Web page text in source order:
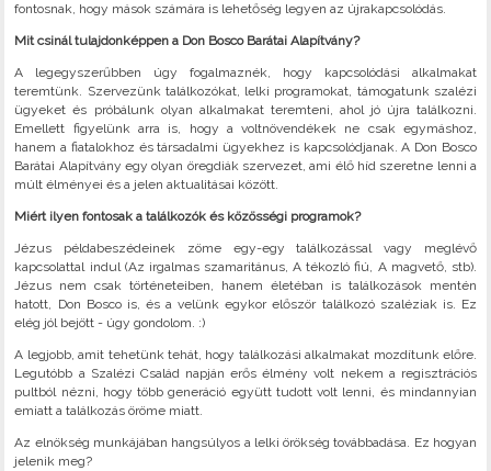
fontosnak, hogy mások számára is lehetőség legyen az újrakapcsolódás.
Mit csinál tulajdonképpen a Don Bosco Barátai Alapítvány?
A legegyszerűbben úgy fogalmaznék, hogy kapcsolódási alkalmakat
teremtünk. Szervezünk találkozókat, lelki programokat, támogatunk szalézi
ügyeket és próbálunk olyan alkalmakat teremteni, ahol jó újra találkozni.
Emellett figyelünk arra is, hogy a voltnövendékek ne csak egymáshoz,
hanem a fiatalokhoz és társadalmi ügyekhez is kapcsolódjanak. A Don Bosco
Barátai Alapítvány egy olyan öregdiák szervezet, ami élő híd szeretne lenni a
múlt élményei és a jelen aktualitásai között.
Miért ilyen fontosak a találkozók és közösségi programok?
Jézus példabeszédeinek zöme egy-egy találkozással vagy meglévő
kapcsolattal indul (Az irgalmas szamaritánus, A tékozló fiú, A magvető, stb).
Jézus nem csak történeteiben, hanem életéban is találkozások mentén
hatott, Don Bosco is, és a velünk egykor először találkozó szaléziak is. Ez
elég jól bejött - úgy gondolom. :)
A legjobb, amit tehetünk tehát, hogy találkozási alkalmakat mozdítunk előre.
Legutóbb a Szalézi Család napján erős élmény volt nekem a regisztrációs
pultból nézni, hogy több generáció együtt tudott volt lenni, és mindannyian
emiatt a találkozás öröme miatt.
Az elnökség munkájában hangsúlyos a lelki örökség továbbadása. Ez hogyan
jelenik meg?